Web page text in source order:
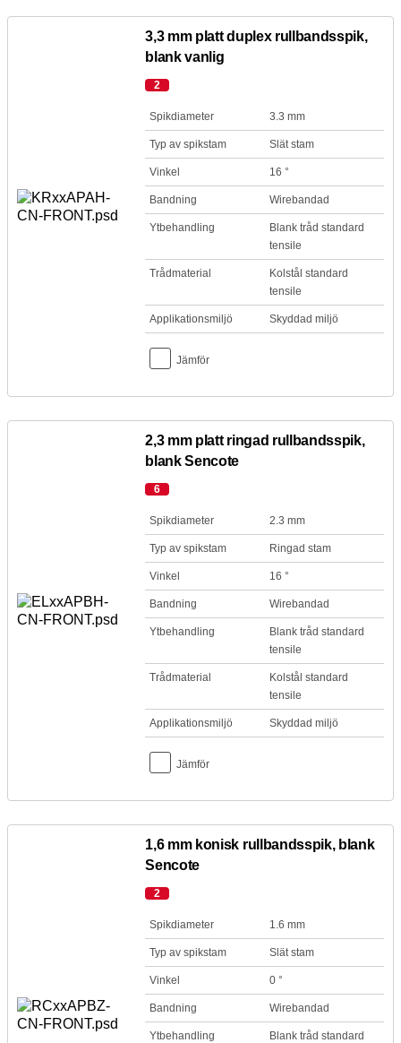
3,3 mm platt duplex rullbandsspik,
blank vanlig
2
Spikdiameter 3.3 mm
Typ av spikstam Slät stam
Vinkel 16 °
Bandning Wirebandad
Ytbehandling
Blank tråd standard
tensile
Trådmaterial
Kolstål standard
tensile
Applikationsmiljö Skyddad miljö
Jämför
2,3 mm platt ringad rullbandsspik,
blank Sencote
6
Spikdiameter 2.3 mm
Typ av spikstam Ringad stam
Vinkel 16 °
Bandning Wirebandad
Ytbehandling
Blank tråd standard
tensile
Trådmaterial
Kolstål standard
tensile
Applikationsmiljö Skyddad miljö
Jämför
1,6 mm konisk rullbandsspik, blank
Sencote
2
Spikdiameter 1.6 mm
Typ av spikstam Slät stam
Vinkel 0 °
Bandning Wirebandad
Ytbehandling
Blank tråd standard